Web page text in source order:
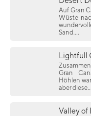
Auf Gran
Wüste
Sand....
Lightfull
Gran
Höhlen
aber diese...
Valley of